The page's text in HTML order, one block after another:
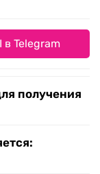
Telegram
получения